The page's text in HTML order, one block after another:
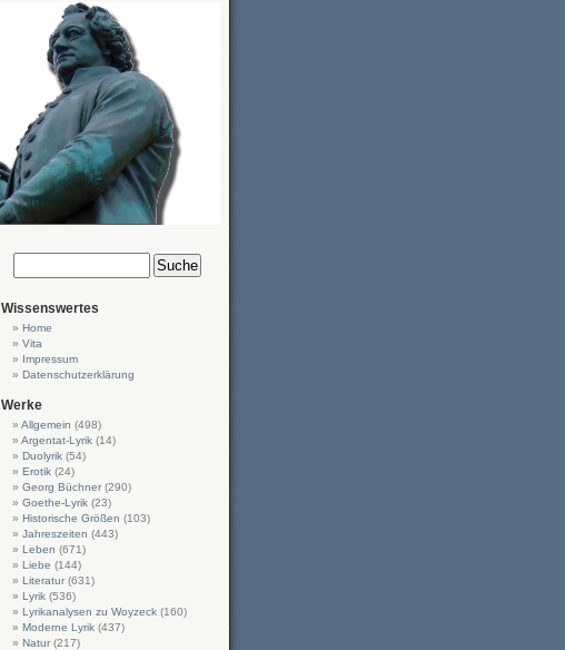
Wissenswertes
Home
Vita
Impressum
Datenschutzerklärung
Werke
Allgemein (498)
Argentat-Lyrik (14)
Duolyrik (54)
Erotik (24)
Georg Büchner (290)
Goethe-Lyrik (23)
Historische Größen (103)
Jahreszeiten (443)
Leben (671)
Liebe (144)
Literatur (631)
Lyrik (536)
Lyrikanalysen zu Woyzeck (160)
Moderne Lyrik (437)
Natur (217)